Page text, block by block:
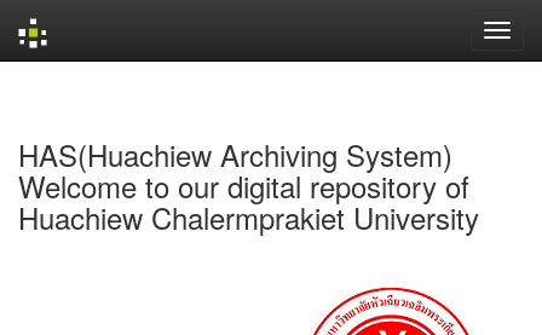
HAS(Huachiew Archiving System)
Welcome to our digital repository of
Huachiew Chalermprakiet University